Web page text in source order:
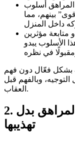
المراهق أسلوب
بينهم، مما
مؤثرين
الأسلوب يبدو
بشكل فعّال دون فهم
التوجيه، وبالفهم قبل
العقاب.
2. أخطاء تربوية تزيد من وقاحة المراهق بدل
تهذيبها